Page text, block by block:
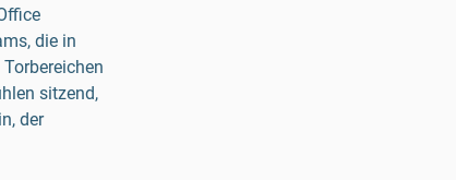
die in
sitzend,
der